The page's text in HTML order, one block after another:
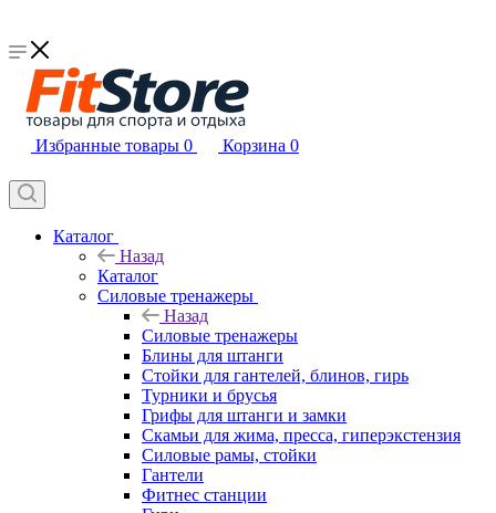
Избранные товары 0 Корзина 0
Каталог
Назад
Каталог
Силовые тренажеры
Назад
Силовые тренажеры
Блины для штанги
Стойки для гантелей, блинов, гирь
Турники и брусья
Грифы для штанги и замки
Скамьи для жима, пресса, гиперэкстензия
Силовые рамы, стойки
Гантели
Фитнес станции